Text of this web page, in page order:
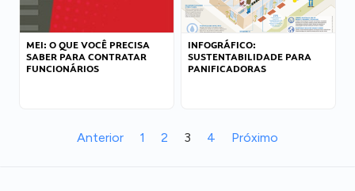
MEI: O QUE VOCÊ PRECISA
SABER PARA CONTRATAR
FUNCIONÁRIOS
INFOGRÁFICO:
SUSTENTABILIDADE PARA
PANIFICADORAS
Anterior 1 2 3 4 Próximo